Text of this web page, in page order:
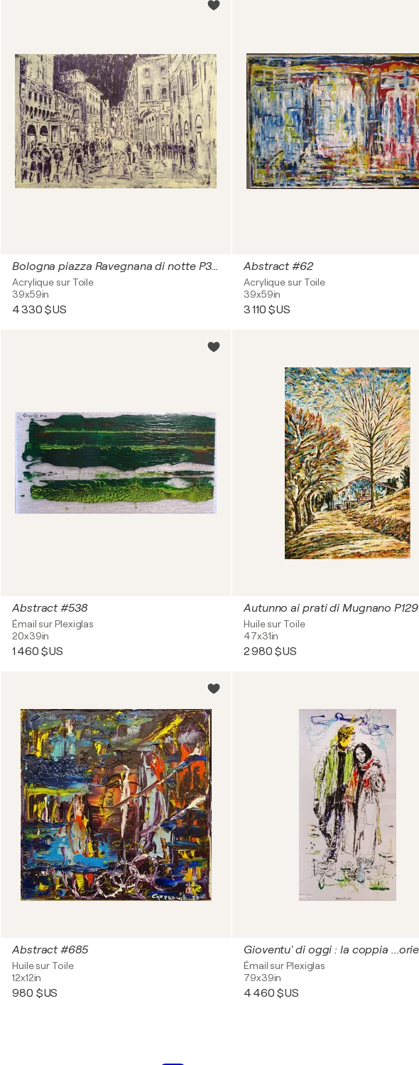
Bologna piazza Ravegnana di notte P362
Acrylique sur Toile
39x59in
4 330 $US
Abstract #62
Acrylique sur Toile
39x59in
3 110 $US
Abstract #538
Émail sur Plexiglas
20x39in
1 460 $US
Autunno ai prati di Mugnano P129
Huile sur Toile
47x31in
2 980 $US
Abstract #685
Huile sur Toile
12x12in
980 $US
Émail sur Plexiglas
79x39in
4 460 $US